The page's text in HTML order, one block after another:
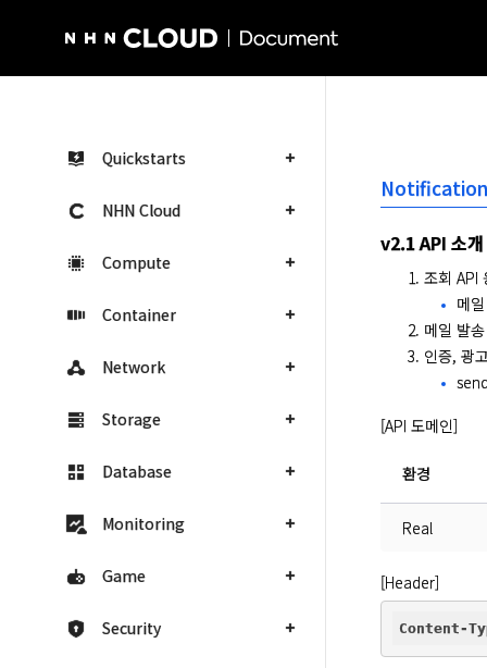
Quickstarts
NHN Cloud
Compute
Container
Network
Storage
Database
Monitoring
Game
Security
Notification
v2.1 API 소개
조회 API
메
메일 발
인증, 광
[API 도메인]
환경
Real
[Header]
Content-